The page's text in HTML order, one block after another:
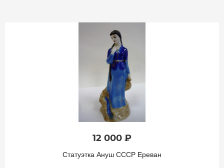
12 000 ₽
Статуэтка Ануш СССР Ереван